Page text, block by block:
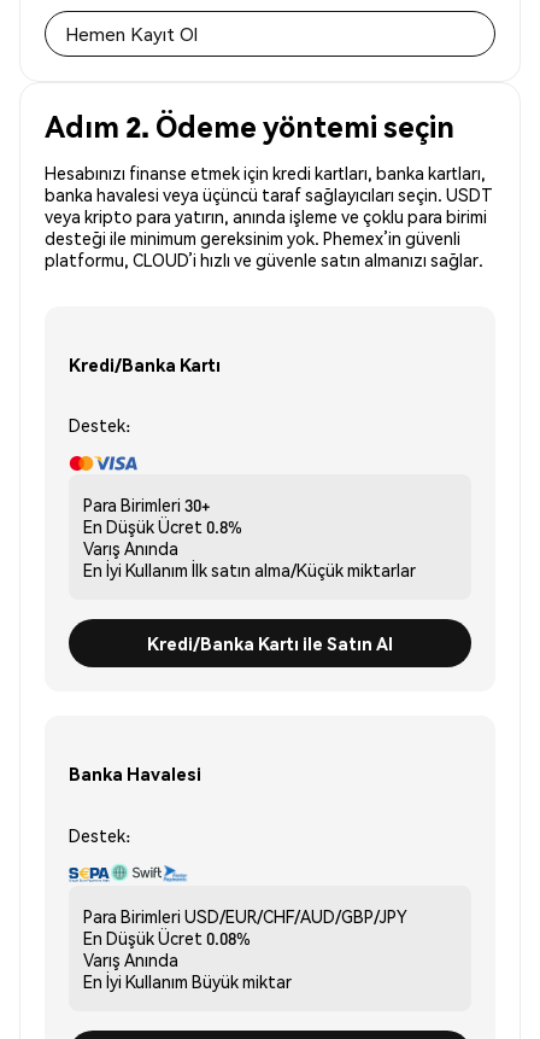
Hemen Kayıt Ol
Adım 2. Ödeme yöntemi seçin
Hesabınızı finanse etmek için kredi kartları, banka kartları,
banka havalesi veya üçüncü taraf sağlayıcıları seçin. USDT
veya kripto para yatırın, anında işleme ve çoklu para birimi
desteği ile minimum gereksinim yok. Phemex’in güvenli
platformu, CLOUD’i hızlı ve güvenle satın almanızı sağlar.
Kredi/Banka Kartı
Destek:
Para Birimleri 30+
En Düşük Ücret 0.8%
Varış Anında
En İyi Kullanım İlk satın alma/Küçük miktarlar
Kredi/Banka Kartı ile Satın Al
Banka Havalesi
Destek:
Para Birimleri USD/EUR/CHF/AUD/GBP/JPY
En Düşük Ücret 0.08%
Varış Anında
En İyi Kullanım Büyük miktar